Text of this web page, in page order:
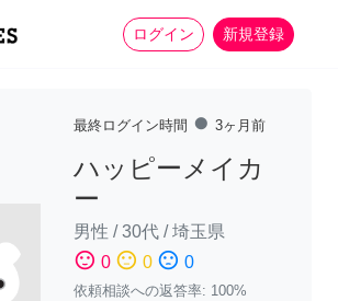
ログイン 新規登録
家事 more_horiz
最終ログイン時間 fiber_manual_record 3ヶ月前
ハッピーメイカ
ー
男性 /30代 /埼玉県
sentiment_satisfied 0 sentiment_neutral 0 sentiment_dissatisfied 0
依頼相談への返答率: 100%